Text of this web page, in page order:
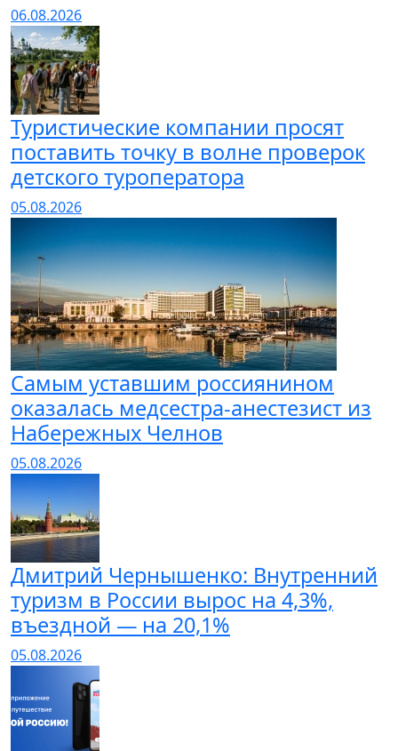
06.08.2026
Туристические компании просят
поставить точку в волне проверок
детского туроператора
05.08.2026
Самым уставшим россиянином
оказалась медсестра-анестезист из
Набережных Челнов
05.08.2026
Дмитрий Чернышенко: Внутренний
туризм в России вырос на 4,3%,
въездной — на 20,1%
05.08.2026